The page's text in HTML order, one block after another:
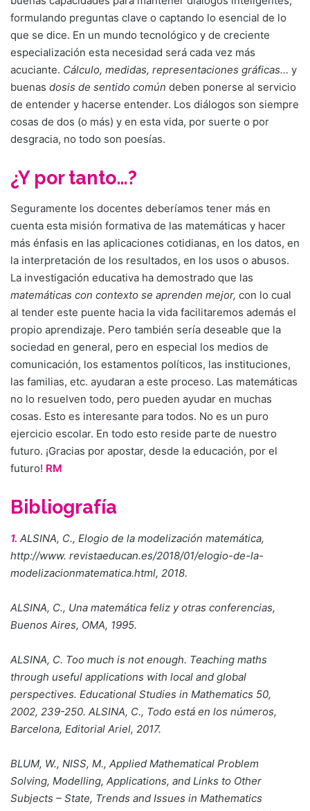
formulando preguntas clave o captando lo esencial de lo
que se dice. En un mundo tecnológico y de creciente
especialización esta necesidad será cada vez más
acuciante. Cálculo, medidas, representaciones gráficas… y
buenas dosis de sentido común deben ponerse al servicio
de entender y hacerse entender. Los diálogos son siempre
cosas de dos (o más) y en esta vida, por suerte o por
desgracia, no todo son poesías.
¿Y por tanto…?
Seguramente los docentes deberíamos tener más en
cuenta esta misión formativa de las matemáticas y hacer
más énfasis en las aplicaciones cotidianas, en los datos, en
la interpretación de los resultados, en los usos o abusos.
La investigación educativa ha demostrado que las
matemáticas con contexto se aprenden mejor, con lo cual
al tender este puente hacia la vida facilitaremos además el
propio aprendizaje. Pero también sería deseable que la
sociedad en general, pero en especial los medios de
comunicación, los estamentos políticos, las instituciones,
las familias, etc. ayudaran a este proceso. Las matemáticas
no lo resuelven todo, pero pueden ayudar en muchas
cosas. Esto es interesante para todos. No es un puro
ejercicio escolar. En todo esto reside parte de nuestro
futuro. ¡Gracias por apostar, desde la educación, por el
futuro! RM
Bibliografía
1. ALSINA, C., Elogio de la modelización matemática,
http://www. revistaeducan.es/2018/01/elogio-de-la-
modelizacionmatematica.html, 2018.
ALSINA, C., Una matemática feliz y otras conferencias,
Buenos Aires, OMA, 1995.
ALSINA, C. Too much is not enough. Teaching maths
through useful applications with local and global
perspectives. Educational Studies in Mathematics 50,
2002, 239-250. ALSINA, C., Todo está en los números,
Barcelona, Editorial Ariel, 2017.
BLUM, W., NISS, M., Applied Mathematical Problem
Solving, Modelling, Applications, and Links to Other
Subjects – State, Trends and Issues in Mathematics